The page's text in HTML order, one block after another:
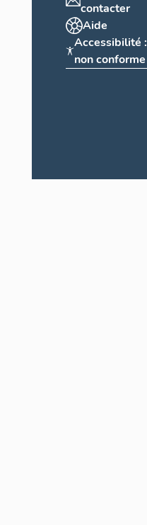
contacter
Aide
Accessibilité :
non conforme